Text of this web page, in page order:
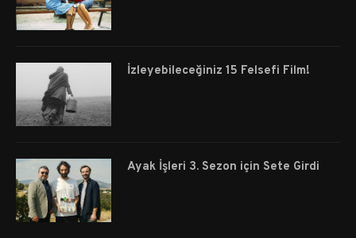
İzleyebileceğiniz 15 Felsefi Film!
Ayak İşleri 3. Sezon için Sete Girdi